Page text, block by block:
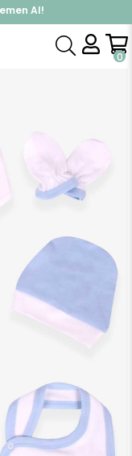
Al!
Üye Ol!
0